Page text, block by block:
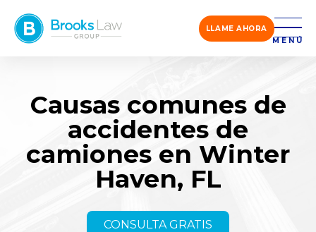
LLAME AHORA
MENÚ
Causas comunes de
accidentes de
camiones en Winter
Haven, FL
CONSULTA GRATIS